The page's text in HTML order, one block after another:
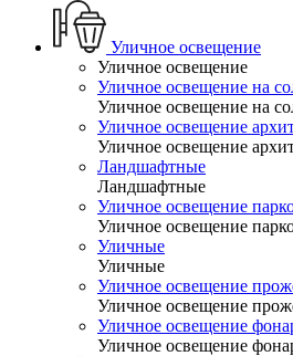
Уличное освещение
Уличное освещение
Уличное освещение на
Уличное освещение на
Уличное освещение
Уличное освещение
Ландшафтные
Ландшафтные
Уличное освещение
Уличное освещение
Уличные
Уличные
Уличное освещение
Уличное освещение
Уличное освещение
Уличное освещение